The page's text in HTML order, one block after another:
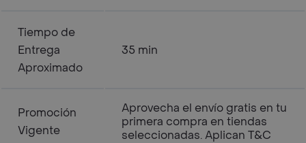
Tiempo de
Entrega
Aproximado
35 min
Promoción
Vigente
Aprovecha el envío gratis en tu
primera compra en tiendas
seleccionadas. Aplican T&C